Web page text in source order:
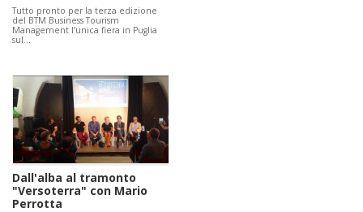
Tutto pronto per la terza edizione
del BTM Business Tourism
Management l’unica fiera in Puglia
sul…
Dall'alba al tramonto
"Versoterra" con Mario
Perrotta